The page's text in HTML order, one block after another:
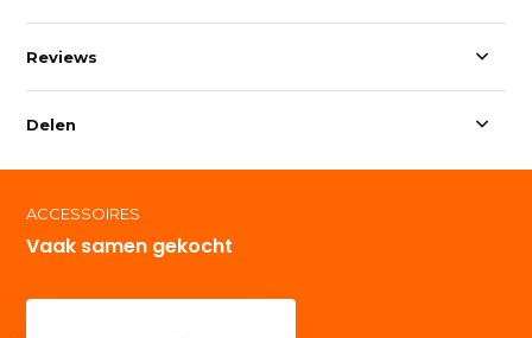
Reviews
Delen
ACCESSOIRES
Vaak samen gekocht